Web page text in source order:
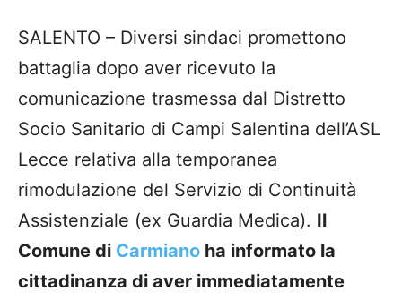
SALENTO – Diversi sindaci promettono
battaglia dopo aver ricevuto la
comunicazione trasmessa dal Distretto
Socio Sanitario di Campi Salentina dell’ASL
Lecce relativa alla temporanea
rimodulazione del Servizio di Continuità
Assistenziale (ex Guardia Medica). Il
Comune di Carmiano ha informato la
cittadinanza di aver immediatamente